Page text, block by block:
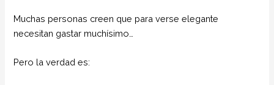
Muchas personas creen que para verse elegante
necesitan gastar muchísimo…
Pero la verdad es: